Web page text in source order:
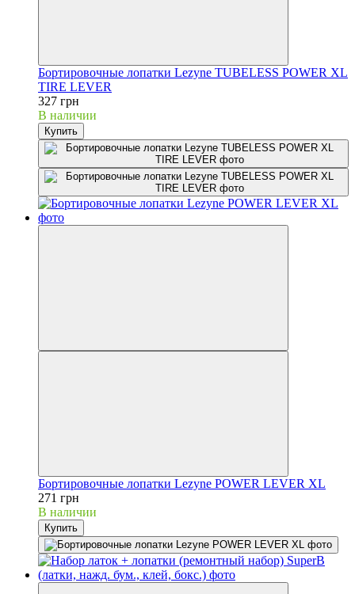
Бортировочные лопатки Lezyne TUBELESS POWER XL
TIRE LEVER
327 грн
В наличии
Купить
Бортировочные лопатки Lezyne POWER LEVER XL
271 грн
В наличии
Купить